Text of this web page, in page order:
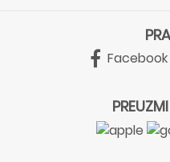
Facebook